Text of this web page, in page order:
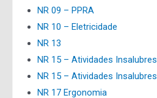
NR 09 – PPRA
NR 10 – Eletricidade
NR 13
NR 15 – Atividades Insalubres
NR 15 – Atividades Insalubres
NR 17 Ergonomia